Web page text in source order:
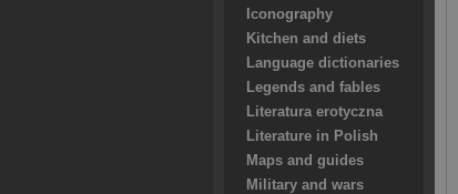
Iconography
Kitchen and diets
Language dictionaries
Legends and fables
Literatura erotyczna
Literature in Polish
Maps and guides
Military and wars